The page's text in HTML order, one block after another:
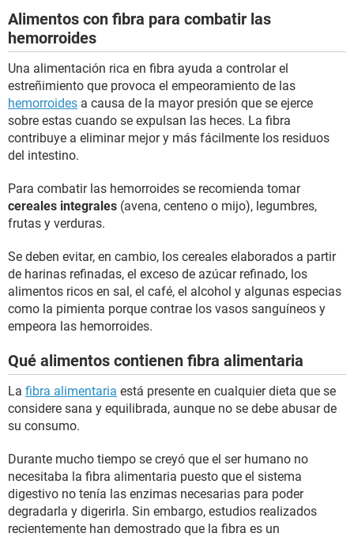
Alimentos con fibra para combatir las
hemorroides
Una alimentación rica en fibra ayuda a controlar el
estreñimiento que provoca el empeoramiento de las
hemorroides a causa de la mayor presión que se ejerce
sobre estas cuando se expulsan las heces. La fibra
contribuye a eliminar mejor y más fácilmente los residuos
del intestino.
Para combatir las hemorroides se recomienda tomar
cereales integrales (avena, centeno o mijo), legumbres,
frutas y verduras.
Se deben evitar, en cambio, los cereales elaborados a partir
de harinas refinadas, el exceso de azúcar refinado, los
alimentos ricos en sal, el café, el alcohol y algunas especias
como la pimienta porque contrae los vasos sanguíneos y
empeora las hemorroides.
Qué alimentos contienen fibra alimentaria
La fibra alimentaria está presente en cualquier dieta que se
considere sana y equilibrada, aunque no se debe abusar de
su consumo.
Durante mucho tiempo se creyó que el ser humano no
necesitaba la fibra alimentaria puesto que el sistema
digestivo no tenía las enzimas necesarias para poder
degradarla y digerirla. Sin embargo, estudios realizados
recientemente han demostrado que la fibra es un